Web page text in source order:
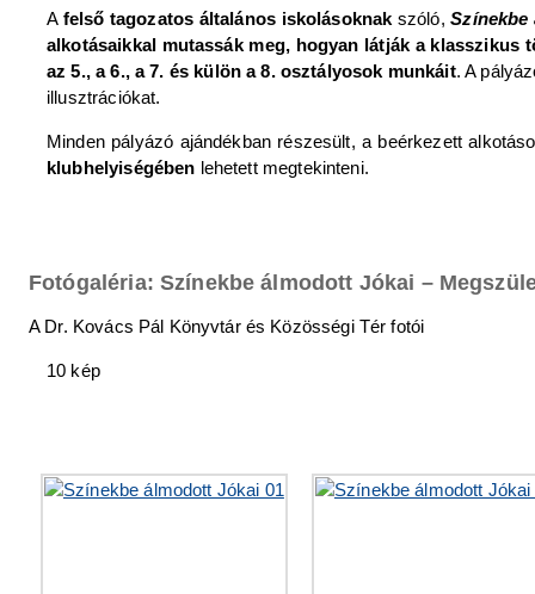
A felső tagozatos általános iskolásoknak szóló,
alkotásaikkal mutassák meg, hogyan látják a klasszikus
az 5., a 6., a 7. és külön a 8. osztályosok munkáit. A
illusztrációkat.
Minden pályázó ajándékban részesült, a beérkezett
klubhelyiségében lehetett megtekinteni.
Fotógaléria: Színekbe álmodott Jókai –
A Dr. Kovács Pál Könyvtár és Közösségi Tér fotói
10 kép